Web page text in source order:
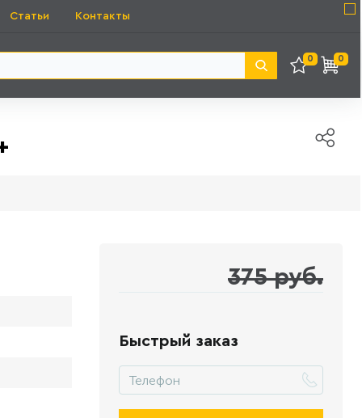
Статьи Контакты
0 0
375 руб.
Быстрый заказ